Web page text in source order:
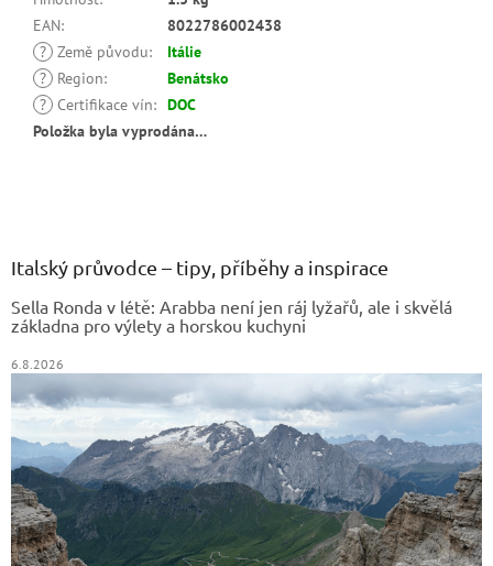
EAN:
8022786002438
? Země původu:
Itálie
?
Region:
Benátsko
? Certifikace vín: DOC
Položka byla vyprodána…
Italský průvodce – tipy, příběhy a inspirace
Sella Ronda v létě: Arabba není jen ráj lyžařů, ale i skvělá
základna pro výlety a horskou kuchyni
6.8.2026